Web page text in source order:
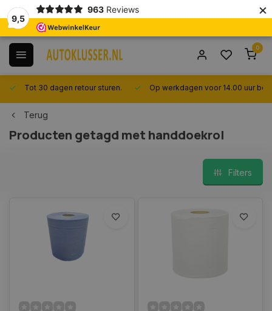
9,5
963 Reviews ×
0
Tot 30 dagen retour sturen. Op werkdagen voor 14.00 uur
Terug
Producten getagd met handdoekrol
Filters